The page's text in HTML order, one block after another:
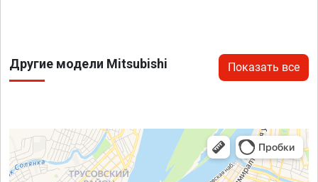
Другие модели Mitsubishi Показать все